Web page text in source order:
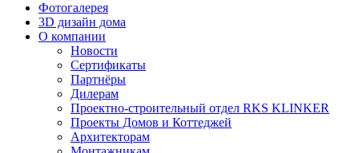
Фотогалерея
3D дизайн дома
О компании
Новости
Сертификаты
Партнёры
Дилерам
Проектно-строительный отдел RKS KLINKER
Проекты Домов и Коттеджей
Архитекторам